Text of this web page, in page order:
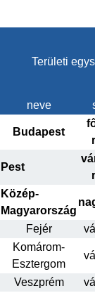
Területi
neve
Budapest
Pest
Közép-
Magyarország
Fejér
Komárom-
Esztergom
Veszprém